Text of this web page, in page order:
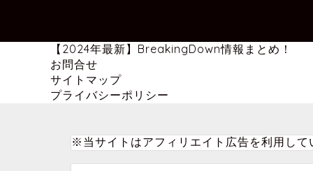
【2024年最新】BreakingDown情報まとめ！
お問合せ
サイトマップ
プライバシーポリシー
※当サイトはアフィリエイト広告を利用して